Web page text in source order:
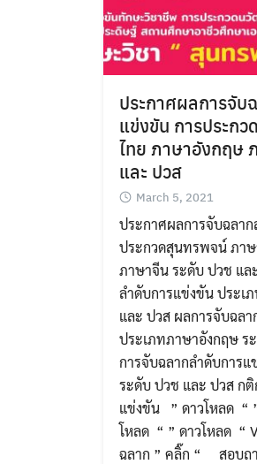
ประกาศผลการจับ
แข่งขัน การประก
ไทย ภาษาอังกฤษ
และ ปวส
March 5, 2021
ประกาศผลการจับฉลา
ประกวดสุนทรพจน์ ภา
ภาษาจีน ระดับ ปวช แล
ลำดับการแข่งขัน ประเ
และ ปวส ผลการจับฉล
ประเภทภาษาอังกฤษ ร
การจับฉลากลำดับการ
ระดับ ปวช และ ปวส กติ
แข่งขัน ” ดาวโหลด “
โหลด “ ” ดาวโหลด “
ฉลาก ” คลิ๊ก “ สอบถา